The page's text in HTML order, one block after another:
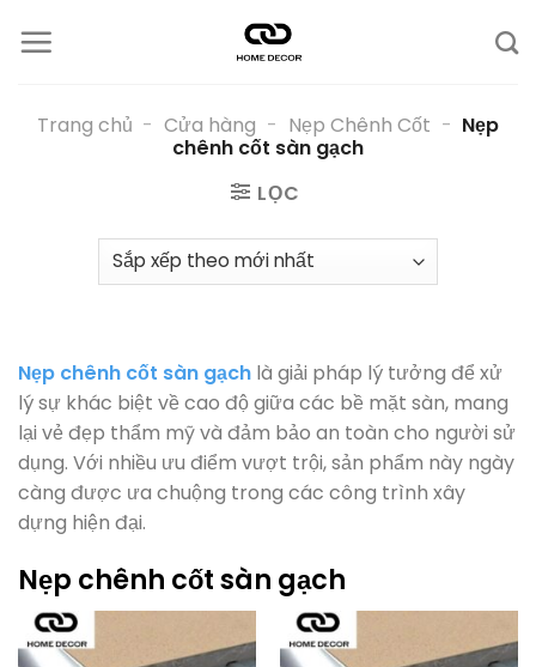
đến
Trang chủ - Cửa hàng - Nẹp Chênh Cốt - Nẹp
chênh cốt sàn gạch
LỌC
Nẹp chênh cốt sàn gạch là giải pháp lý tưởng để xử
lý sự khác biệt về cao độ giữa các bề mặt sàn, mang
lại vẻ đẹp thẩm mỹ và đảm bảo an toàn cho người sử
dụng. Với nhiều ưu điểm vượt trội, sản phẩm này ngày
càng được ưa chuộng trong các công trình xây
dựng hiện đại.
Nẹp chênh cốt sàn gạch